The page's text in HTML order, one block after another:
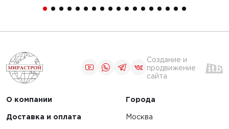
Создание и
продвижение
сайта
О компании
Доставка и оплата
Города
Москва